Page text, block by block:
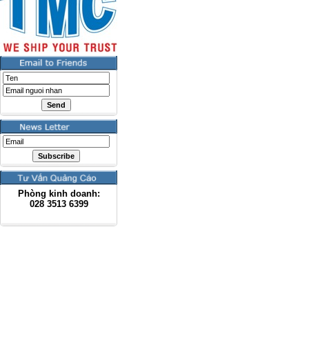
Phòng kinh doanh:
028 3513 6399